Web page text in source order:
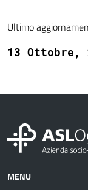
Ultimo
13 Ottobre,
MENU